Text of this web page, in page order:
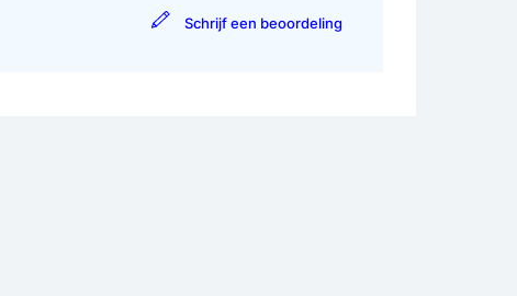
Schrijf een beoordeling